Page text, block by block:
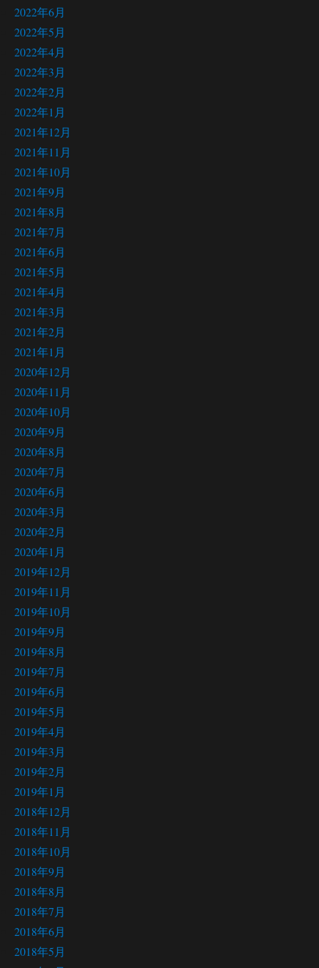
2022年6月
2022年5月
2022年4月
2022年3月
2022年2月
2022年1月
2021年12月
2021年11月
2021年10月
2021年9月
2021年8月
2021年7月
2021年6月
2021年5月
2021年4月
2021年3月
2021年2月
2021年1月
2020年12月
2020年11月
2020年10月
2020年9月
2020年8月
2020年7月
2020年6月
2020年3月
2020年2月
2020年1月
2019年12月
2019年11月
2019年10月
2019年9月
2019年8月
2019年7月
2019年6月
2019年5月
2019年4月
2019年3月
2019年2月
2019年1月
2018年12月
2018年11月
2018年10月
2018年9月
2018年8月
2018年7月
2018年6月
2018年5月